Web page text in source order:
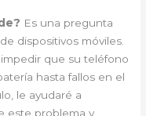
Es una pregunta
dispositivos móviles.
que su teléfono
hasta fallos en el
le ayudaré a
este problema y